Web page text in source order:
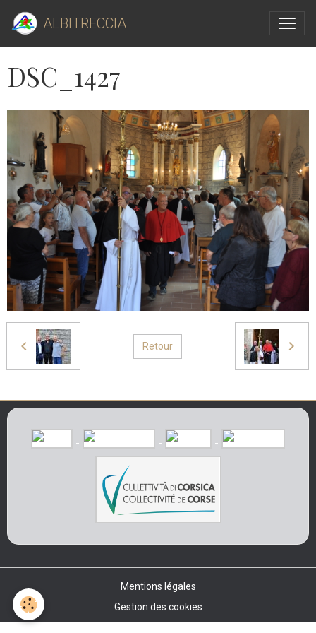
ALBITRECCIA
DSC_1427
Retour
Mentions légales
Gestion des cookies